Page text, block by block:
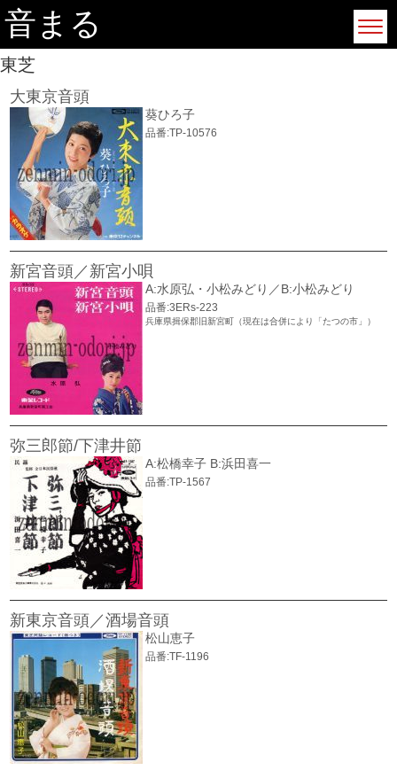
音まる
東芝
大東京音頭
葵ひろ子
品番:TP-10576
新宮音頭／新宮小唄
A:水原弘・小松みどり／B:小松みどり
品番:3ERs-223
兵庫県揖保郡旧新宮町（現在は合併により「たつの市」）
弥三郎節/下津井節
A:松橋幸子 B:浜田喜一
品番:TP-1567
新東京音頭／酒場音頭
松山恵子
品番:TF-1196